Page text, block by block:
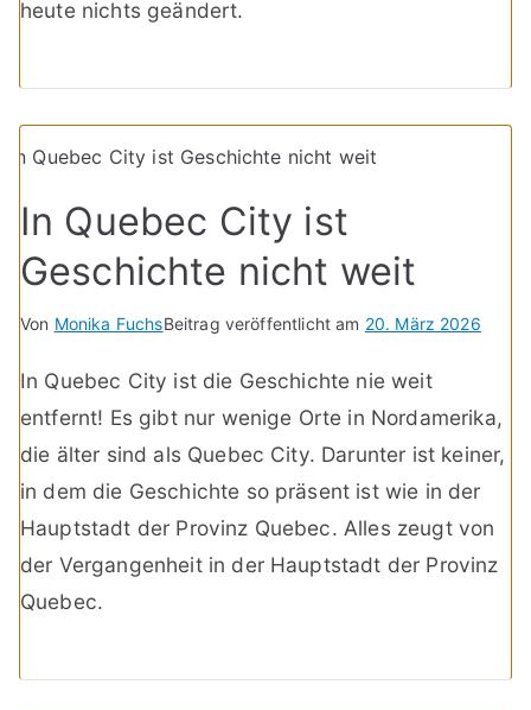
heute nichts geändert.
In Quebec City ist
Geschichte nicht weit
Von Monika FuchsBeitrag veröffentlicht am 20. März 2026
In Quebec City ist die Geschichte nie weit
entfernt! Es gibt nur wenige Orte in Nordamerika,
die älter sind als Quebec City. Darunter ist keiner,
in dem die Geschichte so präsent ist wie in der
Hauptstadt der Provinz Quebec. Alles zeugt von
der Vergangenheit in der Hauptstadt der Provinz
Quebec.